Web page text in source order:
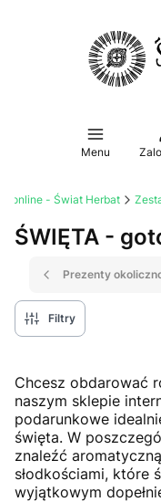
Menu
online - Świat Herbat
ŚWIĘTA -
Prezenty
Filtry
Chcesz obdarować
naszym sklepie
podarunkowe
święta. W
znaleźć
słodkościami, które
wyjątkowym